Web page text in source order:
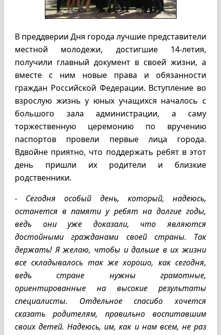
В преддверии Дня города лучшие представители
местной молодежи, достигшие 14-летия,
получили главный документ в своей жизни, а
вместе с ним новые права и обязанности
граждан Российской Федерации. Вступление во
взрослую жизнь у юных учащихся началось с
большого зала администрации, а саму
торжественную церемонию по вручению
паспортов провели первые лица города.
Вдвойне приятно, что поддержать ребят в этот
день пришли их родители и близкие
родственники.
- Сегодня особый день, который, надеюсь,
останется в памяти у ребят на долгие годы,
ведь они уже доказали, что являются
достойными гражданами своей страны. Так
держать! Я желаю, чтобы и дальше в их жизни
все складывалось так же хорошо, как сегодня,
ведь стране нужны грамотные,
ориентированные на высокие результаты
специалисты. Отдельное спасибо хочется
сказать родителям, правильно воспитавшим
своих детей. Надеюсь, им, как и нам всем, не раз